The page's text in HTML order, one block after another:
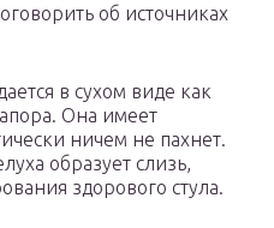
об источниках
в сухом виде как
Она имеет
ничем не пахнет.
образует слизь,
здорового стула.